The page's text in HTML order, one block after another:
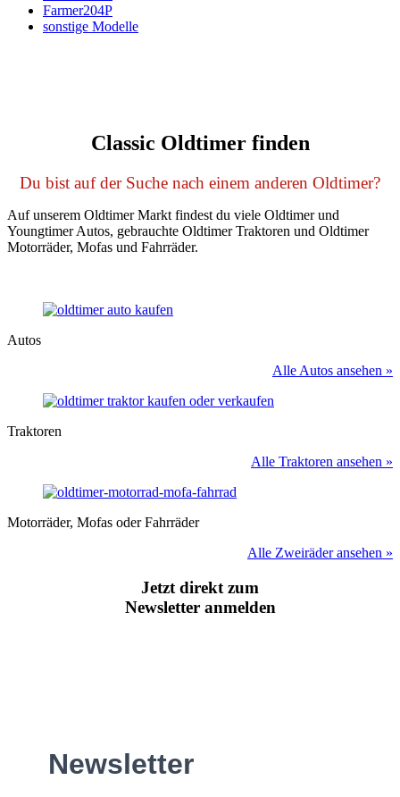
Farmer204P
sonstige Modelle
Classic Oldtimer finden
Du bist auf der Suche nach einem anderen Oldtimer?
Auf unserem Oldtimer Markt findest du viele Oldtimer und
Youngtimer Autos, gebrauchte Oldtimer Traktoren und Oldtimer
Motorräder, Mofas und Fahrräder.
Autos
Alle Autos ansehen »
Traktoren
Alle Traktoren ansehen »
Motorräder, Mofas oder Fahrräder
Alle Zweiräder ansehen »
Jetzt direkt zum
Newsletter anmelden